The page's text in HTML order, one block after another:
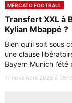
MERCATO FOOTBALL
Transfert XXL à
Kylian Mbappé ?
Bien qu’il soit sous
une clause
Bayern Munich
17 novembre 2025 à